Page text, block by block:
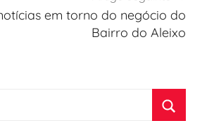
em torno do negócio do
Bairro do Aleixo